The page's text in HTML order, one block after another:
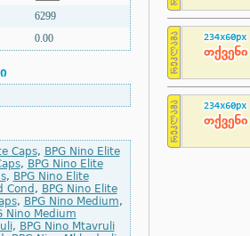
6299
0.00
Caps, BPG Nino Elite
, BPG Nino Elite
, BPG Nino Elite
Cond , BPG Nino Elite
, BPG Nino Medium,
Nino Medium
, BPG Nino Mtavruli